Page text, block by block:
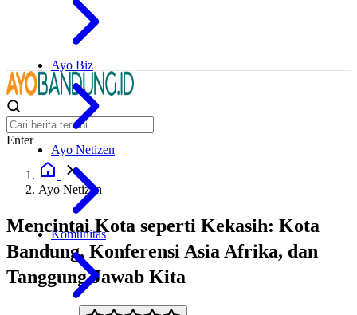
Ayo Biz
Ayo Netizen
Komunitas
Enter
Ayo Netizen
Mencintai Kota seperti Kekasih: Kota
Bandung, Konferensi Asia Afrika, dan
Tanggung Jawab Kita